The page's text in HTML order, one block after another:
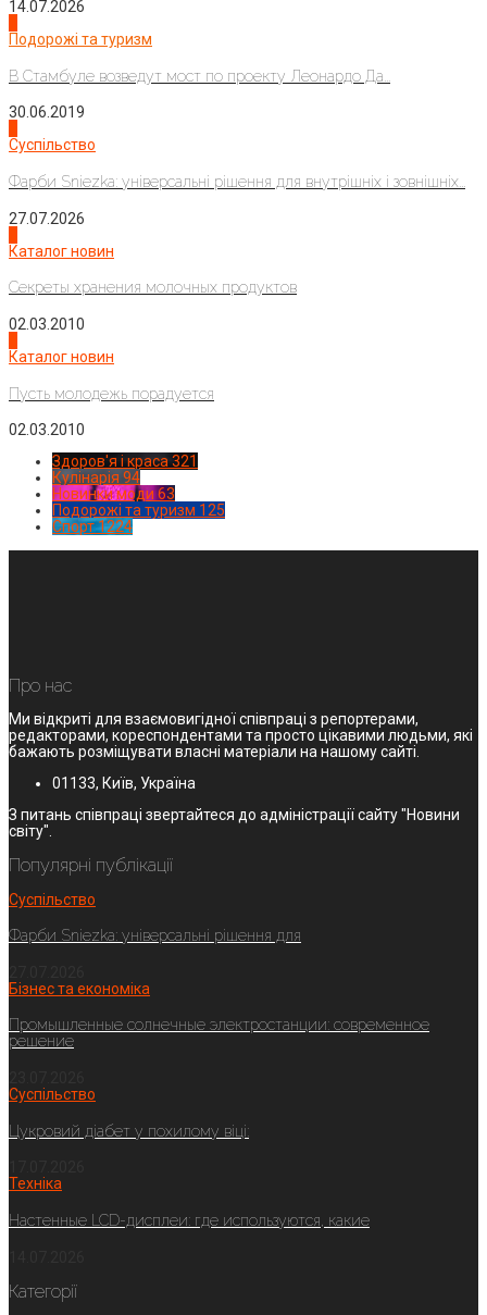
14.07.2026
Подорожі та туризм
В Стамбуле возведут мост по проекту Леонардо Да...
30.06.2019
Суспільство
Фарби Sniezka: універсальні рішення для внутрішніх і зовнішніх...
27.07.2026
Каталог новин
Секреты хранения молочных продуктов
02.03.2010
Каталог новин
Пусть молодежь порадуется
02.03.2010
Здоров'я і краса 321
Кулінарія 94
Новинки моди 63
Подорожі та туризм 125
Спорт1224
Про нас
Ми відкриті для взаємовигідної співпраці з репортерами,
редакторами, кореспондентами та просто цікавими людьми, які
бажають розміщувати власні матеріали на нашому сайті.
01133, Київ, Україна
З питань співпраці звертайтеся до адміністрації сайту "Новини
світу".
Популярні публікації
Суспільство
Фарби Sniezka: універсальні рішення для
Бізнес та економіка
Промышленные солнечные электростанции: современное
решение
Суспільство
Цукровий діабет у похилому віці:
Техніка
Настенные LCD-дисплеи: где используются, какие
Категорії